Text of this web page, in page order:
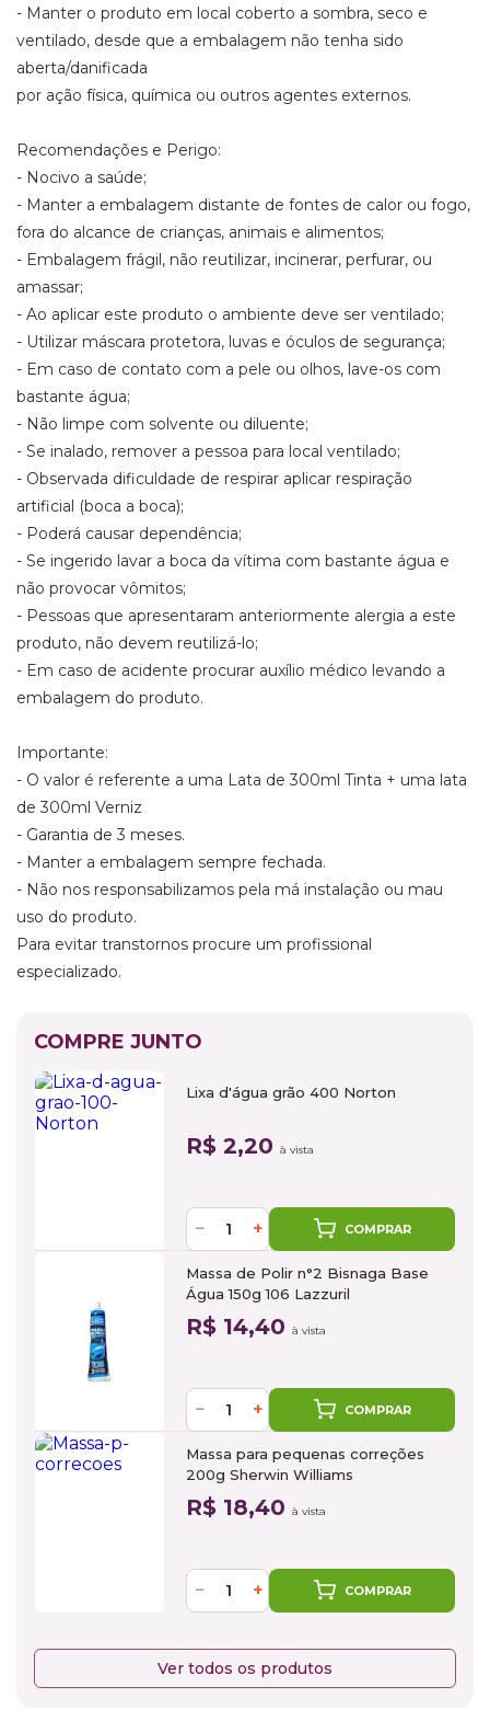
- Manter o produto em local coberto a sombra, seco e
ventilado, desde que a embalagem não tenha sido
aberta/danificada
por ação física, química ou outros agentes externos.
Recomendações e Perigo:
- Nocivo a saúde;
- Manter a embalagem distante de fontes de calor ou fogo,
fora do alcance de crianças, animais e alimentos;
- Embalagem frágil, não reutilizar, incinerar, perfurar, ou
amassar;
- Ao aplicar este produto o ambiente deve ser ventilado;
- Utilizar máscara protetora, luvas e óculos de segurança;
- Em caso de contato com a pele ou olhos, lave-os com
bastante água;
- Não limpe com solvente ou diluente;
- Se inalado, remover a pessoa para local ventilado;
- Observada dificuldade de respirar aplicar respiração
artificial (boca a boca);
- Poderá causar dependência;
- Se ingerido lavar a boca da vítima com bastante água e
não provocar vômitos;
- Pessoas que apresentaram anteriormente alergia a este
produto, não devem reutilizá-lo;
- Em caso de acidente procurar auxílio médico levando a
embalagem do produto.
Importante:
- O valor é referente a uma Lata de 300ml Tinta + uma lata
de 300ml Verniz
- Garantia de 3 meses.
- Manter a embalagem sempre fechada.
- Não nos responsabilizamos pela má instalação ou mau
uso do produto.
Para evitar transtornos procure um profissional
especializado.
COMPRE JUNTO
Lixa d'água grão 400 Norton
R$ 2,20 à vista
− + COMPRAR
Massa de Polir n°2 Bisnaga Base
Água 150g 106 Lazzuril
R$ 14,40 à vista
− + COMPRAR
Massa para pequenas correções
200g Sherwin Williams
R$ 18,40 à vista
− + COMPRAR
Ver todos os produtos